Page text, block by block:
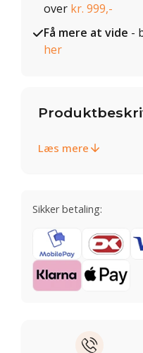
over kr. 999,-
Få mere at vide -
her
Læs mere
Sikker betaling: